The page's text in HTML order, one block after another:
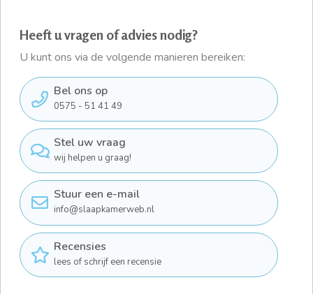
Heeft u vragen of advies nodig?
U kunt ons via de volgende manieren bereiken:
Bel ons op
0575 - 51 41 49
Stel uw vraag
wij helpen u graag!
Stuur een e-mail
info@slaapkamerweb.nl
Recensies
lees of schrijf een recensie